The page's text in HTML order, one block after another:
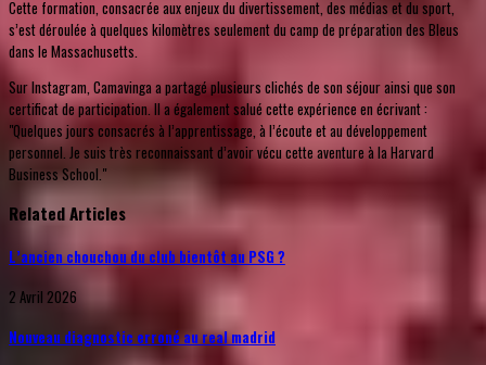
Cette formation, consacrée aux enjeux du divertissement, des médias et du sport,
s’est déroulée à quelques kilomètres seulement du camp de préparation des Bleus
dans le Massachusetts.
Sur Instagram, Camavinga a partagé plusieurs clichés de son séjour ainsi que son
certificat de participation. Il a également salué cette expérience en écrivant :
"Quelques jours consacrés à l’apprentissage, à l’écoute et au développement
personnel. Je suis très reconnaissant d’avoir vécu cette aventure à la Harvard
Business School."
Related Articles
L’ancien chouchou du club bientôt au PSG ?
2 Avril 2026
Nouveau diagnostic erroné au real madrid